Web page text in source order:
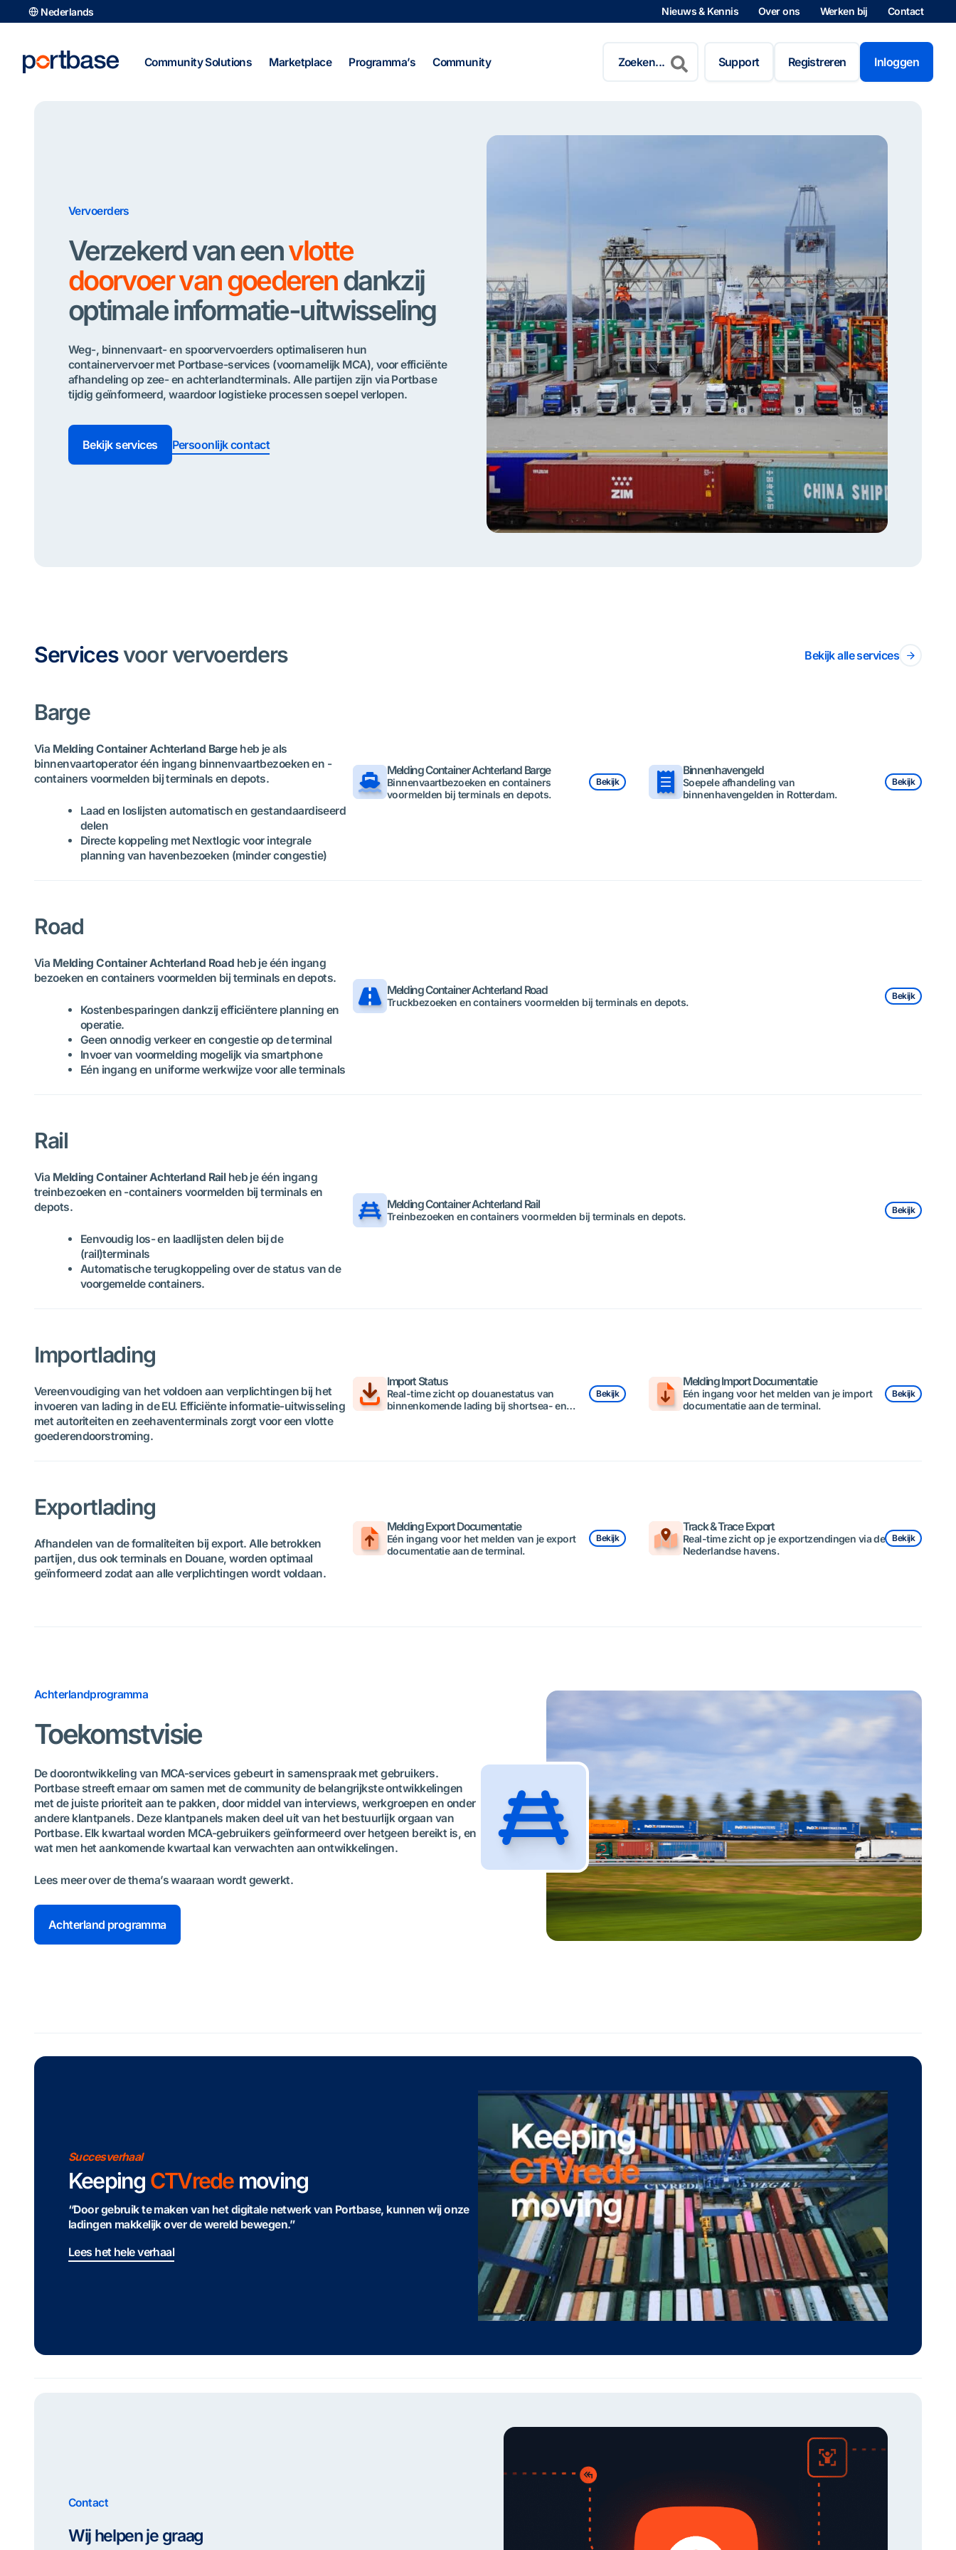
naar
inhoud
Nederlands Nieuws & Kennis Over ons Werken bij Contact
Community Solutions Marketplace Programma’s Community
naar:
Support Registreren Inloggen
Vervoerders
Verzekerd van eenvlotte
doorvoer van goederendankzij
optimale informatie-uitwisseling
Weg-, binnenvaart- en spoorvervoerders optimaliseren hun
containervervoer met Portbase-services (voornamelijk MCA), voor efficiënte
afhandeling op zee- en achterlandterminals. Alle partijen zijn via Portbase
tijdig geïnformeerd, waardoor logistieke processen soepel verlopen.
Bekijk services Persoonlijk contact
Servicesvoor vervoerders Bekijk alle services
Barge
Via Melding Container Achterland Bargeheb je als
binnenvaartoperator één ingang binnenvaartbezoeken en -
containers voormelden bij terminals en depots.
Laad en loslijsten automatisch en gestandaardiseerd
delen
Directe koppeling met Nextlogic voor integrale
planning van havenbezoeken (minder congestie)
Melding Container Achterland Barge
Binnenvaartbezoeken en containers
voormelden bij terminals en depots.
Bekijk
Binnenhavengeld
Soepele afhandeling van
binnenhavengelden in Rotterdam.
Bekijk
Road
Via Melding Container Achterland Road heb je één ingang
bezoeken en containers voormelden bij terminals en depots.
Kostenbesparingen dankzij efficiëntere planning en
operatie.
Geen onnodig verkeer en congestie op de terminal
Invoer van voormelding mogelijk via smartphone
Eén ingang en uniforme werkwijze voor alle terminals
Melding Container Achterland Road
Truckbezoeken en containers voormelden bij terminals en depots.
Bekijk
Rail
Via Melding Container Achterland Railheb je één ingang
treinbezoeken en -containers voormelden bij terminals en
depots.
Eenvoudig los- en laadlijsten delen bij de
(rail)terminals
Automatische terugkoppeling over de status van de
voorgemelde containers.
Melding Container Achterland Rail
Treinbezoeken en containers voormelden bij terminals en depots.
Bekijk
Importlading
Vereenvoudiging van het voldoen aan verplichtingen bij het
invoeren van lading in de EU. Efficiënte informatie-uitwisseling
met autoriteiten en zeehaventerminals zorgt voor een vlotte
goederendoorstroming.
Import Status
Real-time zicht op douanestatus van
binnenkomende lading bij shortsea- en
Bekijk
Melding Import Documentatie
Eén ingang voor het melden van je import
documentatie aan de terminal.
Bekijk
Exportlading
Afhandelen van de formaliteiten bij export. Alle betrokken
partijen, dus ook terminals en Douane, worden optimaal
geïnformeerd zodat aan alle verplichtingen wordt voldaan.
Melding Export Documentatie
Eén ingang voor het melden van je export
documentatie aan de terminal.
Bekijk
Track & Trace Export
Real-time zicht op je exportzendingen via de
Nederlandse havens.
Bekijk
Achterlandprogramma
Toekomstvisie
De doorontwikkeling van MCA-services gebeurt in samenspraak met gebruikers.
Portbase streeft ernaar om samen met de community de belangrijkste ontwikkelingen
met de juiste prioriteit aan te pakken, door middel van interviews, werkgroepen en onder
andere klantpanels. Deze klantpanels maken deel uit van het bestuurlijk orgaan van
Portbase. Elk kwartaal worden MCA-gebruikers geïnformeerd over hetgeen bereikt is, en
wat men het aankomende kwartaal kan verwachten aan ontwikkelingen.
Lees meer over de thema’s waaraan wordt gewerkt.
Achterland programma
Succesverhaal
Keeping CTVredemoving
“Door gebruik te maken van het digitale netwerk van Portbase, kunnen wij onze
ladingen makkelijk over de wereld bewegen.”
Lees het hele verhaal
Contact
Wij helpen je graag